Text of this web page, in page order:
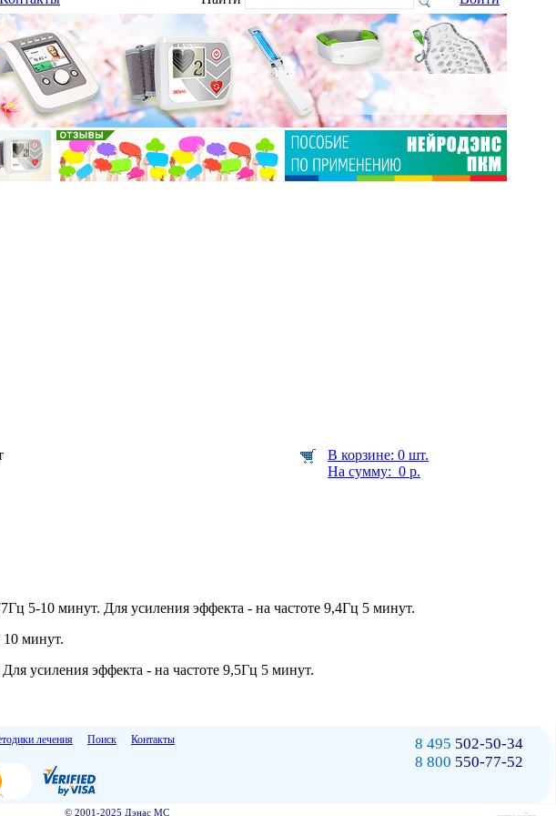
В корзине: 0 шт.
На сумму: 0 р.
5-10 минут. Для усиления эффекта - на частоте 9,4Гц 5 минут.
10 минут.
усиления эффекта - на частоте 9,5Гц 5 минут.
лечения Поиск Контакты 8 495 502-50-34
8 800 550-77-52
© 2001-2025 Дэнас МС